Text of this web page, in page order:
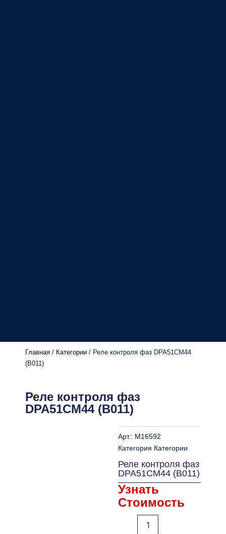
Главная / Категории / Реле контроля фаз DPA51CM44
(B011)
Реле контроля фаз
DPA51CM44 (B011)
Арт.: M16592
Категория Категории
Реле контроля фаз
DPA51CM44 (B011)
Узнать
Стоимость